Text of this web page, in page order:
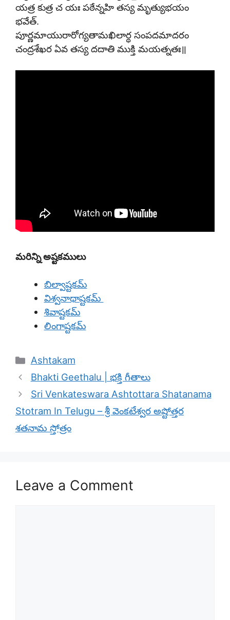
యత్ర కుత్ర చ యః పఠేన్నహి తస్య మృత్యుభయం
భవేత్.
పూర్ణమాయురారోగ్యతామఖిలార్థ సంపదమాదరం
చంద్రశేఖర ఏవ తస్య దదాతి ముక్తి మయత్నతః॥
మరిన్ని అష్టకములు
బిల్వాష్టకమ్
విశ్వనాథాష్టకమ్
శివాష్టకమ్
లింగాష్టకమ్
Categories
Ashtakam
Bhakti Geethalu | భక్తి గీతాలు
Sri Venkateswara Ashtottara Shatanama
Stotram In Telugu – శ్రీ వెంకటేశ్వర అష్టోత్తర
శతనామ స్తోత్రం
Leave a Comment